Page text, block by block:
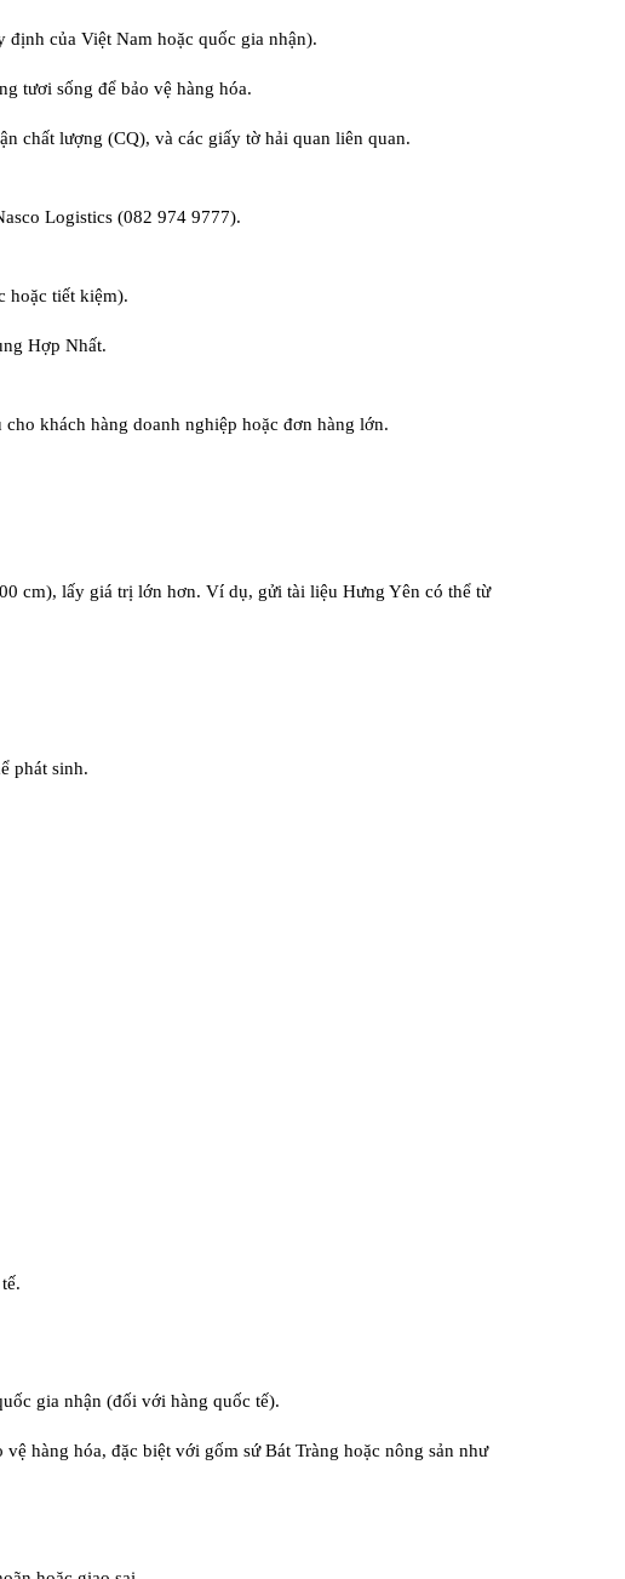
của Việt Nam hoặc quốc gia nhận).
tươi sống để bảo vệ hàng hóa.
chất lượng (CQ), và các giấy tờ hải quan liên quan.
Logistics (082 974 9777).
hoặc tiết kiệm).
Hợp Nhất.
khách hàng doanh nghiệp hoặc đơn hàng lớn.
cm), lấy giá trị lớn hơn. Ví dụ, gửi tài liệu Hưng Yên có thể từ
phát sinh.
gia nhận (đối với hàng quốc tế).
hàng hóa, đặc biệt với gốm sứ Bát Tràng hoặc nông sản như